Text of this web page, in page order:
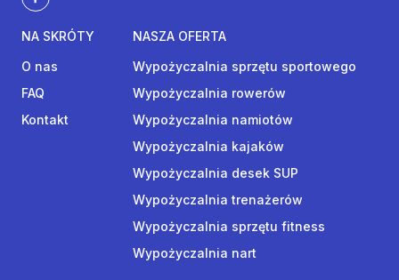
NA SKRÓTY
O nas
FAQ
Kontakt
NASZA OFERTA
Wypożyczalnia sprzętu sportowego
Wypożyczalnia rowerów
Wypożyczalnia namiotów
Wypożyczalnia kajaków
Wypożyczalnia desek SUP
Wypożyczalnia trenażerów
Wypożyczalnia sprzętu fitness
Wypożyczalnia nart